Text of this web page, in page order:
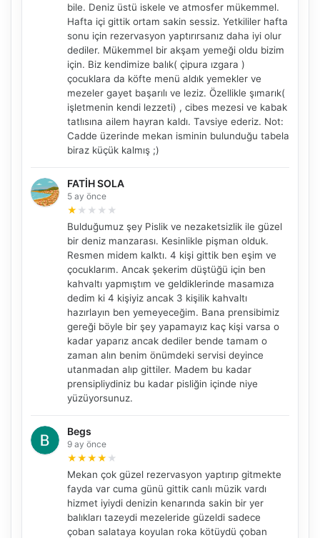
bile. Deniz üstü iskele ve atmosfer mükemmel.
Hafta içi gittik ortam sakin sessiz. Yetkililer hafta
sonu için rezervasyon yaptırırsanız daha iyi olur
dediler. Mükemmel bir akşam yemeği oldu bizim
için. Biz kendimize balık( çipura ızgara )
çocuklara da köfte menü aldık yemekler ve
mezeler gayet başarılı ve leziz. Özellikle şımarık(
işletmenin kendi lezzeti) , cibes mezesi ve kabak
tatlısına ailem hayran kaldı. Tavsiye ederiz. Not:
Cadde üzerinde mekan isminin bulunduğu tabela
biraz küçük kalmış ;)
FATİH SOLA
5 ay önce
★ ★ ★ ★ ★
Bulduğumuz şey Pislik ve nezaketsizlik ile güzel
bir deniz manzarası. Kesinlikle pişman olduk.
Resmen midem kalktı. 4 kişi gittik ben eşim ve
çocuklarım. Ancak şekerim düştüğü için ben
kahvaltı yapmıştım ve geldiklerinde masamıza
dedim ki 4 kişiyiz ancak 3 kişilik kahvaltı
hazırlayın ben yemeyeceğim. Bana prensibimiz
gereği böyle bir şey yapamayız kaç kişi varsa o
kadar yaparız ancak dediler bende tamam o
zaman alın benim önümdeki servisi deyince
utanmadan alıp gittiler. Madem bu kadar
prensipliydiniz bu kadar pisliğin içinde niye
yüzüyorsunuz.
Begs
9 ay önce
★★★★ ★
Mekan çok güzel rezervasyon yaptırıp gitmekte
fayda var cuma günü gittik canlı müzik vardı
hizmet iyiydi denizin kenarında sakin bir yer
balıkları tazeydi mezeleride güzeldi sadece
çoban salataya koyulan roka kötüydü çoban